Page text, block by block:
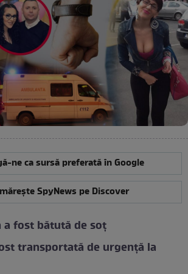
ne ca sursă preferată în Google
SpyNews pe Discover
a fost bătută de soț
transportată de urgență la